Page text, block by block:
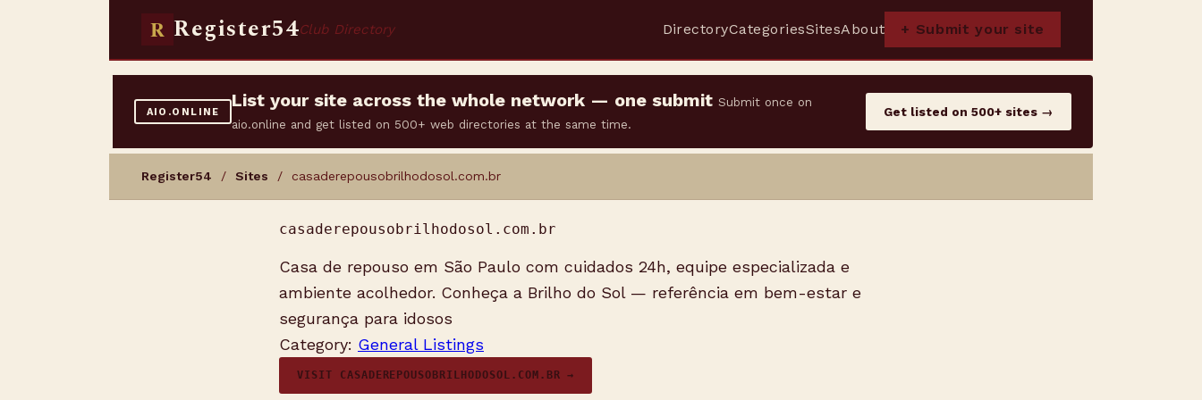
R Register54Club Directory DirectoryCategoriesSitesAbout + Submit your site
AIO.ONLINE
List your site across the whole network — one submit Submit once on
aio.online and get listed on 500+ web directories at the same time.
Get listed on 500+ sites →
Register54 / Sites / casaderepousobrilhodosol.com.br
casaderepousobrilhodosol.com.br
Casa de repouso em São Paulo com cuidados 24h, equipe especializada e
ambiente acolhedor. Conheça a Brilho do Sol — referência em bem-estar e
segurança para idosos
Category: General Listings
VISIT CASADEREPOUSOBRILHODOSOL.COM.BR →